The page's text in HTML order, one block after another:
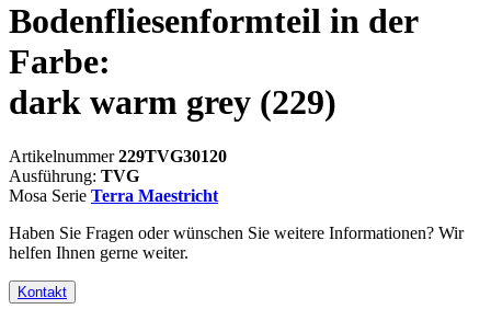
Bodenfliesenformteil in der
Farbe:
dark warm grey (229)
Artikelnummer229TVG30120
Ausführung: TVG
Mosa Serie Terra Maestricht
Haben Sie Fragen oder wünschen Sie weitere Informationen? Wir
helfen Ihnen gerne weiter.
Kontakt